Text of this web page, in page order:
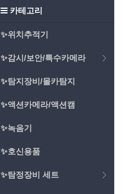
카테고리
✨위치추적기
✨감시/보안/특수카메라
✨탐지장비/몰카탐지
✨액션카메라/액션캠
✨녹음기
✨호신용품
✨탐정장비 세트